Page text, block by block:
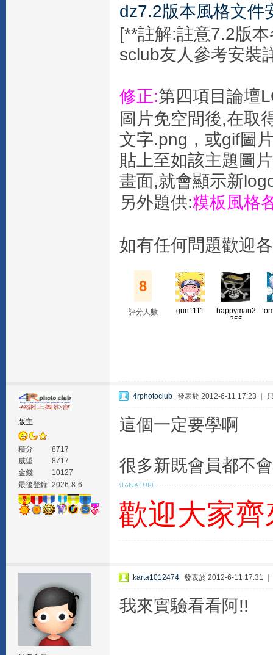
dz7.2版本風格文件
[**註解:註意7.2版
sclub友人參考安裝
修正:第四項目論壇
圖片免空間後,在取
文字.png，或gif圖
貼上至如該主題圖
畫面,就會顯示新
另外題供:糢板風格
如有任何問題歡迎
8
評分人數 gun1111
happyman2
355
版主
積分
8717
威望
8717
金錢
10127
最後登錄 2026-8-6
4rphotoclub 發表於 2012-6-11 17:23
這個一定要學啊
很多新既會員都不會
歡迎大家
karta1012474 發表於 2012-6-11 17:31
我來實驗看看阿!!